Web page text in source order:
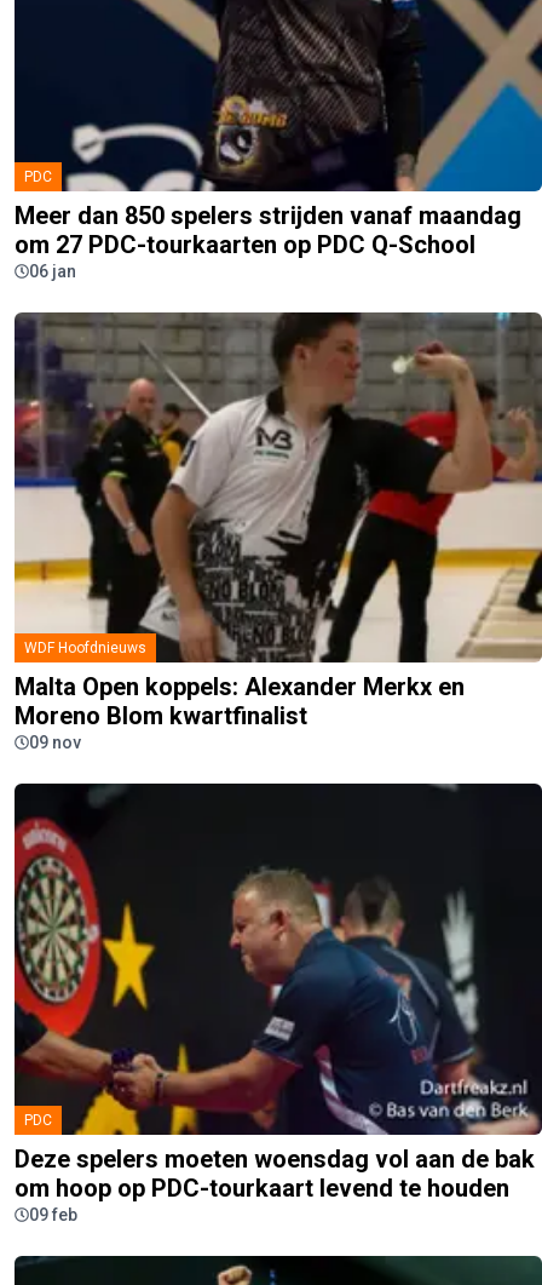
PDC
Meer dan 850 spelers strijden vanaf maandag
om 27 PDC-tourkaarten op PDC Q-School
06 jan
WDF Hoofdnieuws
Malta Open koppels: Alexander Merkx en
Moreno Blom kwartfinalist
09 nov
PDC
Deze spelers moeten woensdag vol aan de bak
om hoop op PDC-tourkaart levend te houden
09 feb